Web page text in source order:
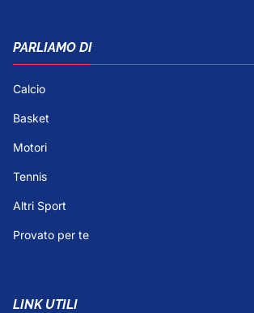
PARLIAMO DI
Calcio
Basket
Motori
Tennis
Altri Sport
Provato per te
LINK UTILI